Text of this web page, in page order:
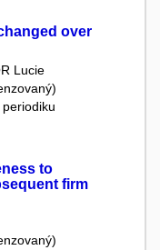
over
Lucie
to
firm